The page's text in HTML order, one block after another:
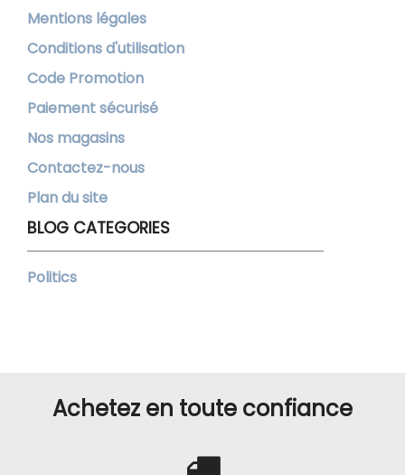
Mentions légales
Conditions d'utilisation
Code Promotion
Paiement sécurisé
Nos magasins
Contactez-nous
Plan du site
BLOG CATEGORIES
Politics
Achetez en toute confiance